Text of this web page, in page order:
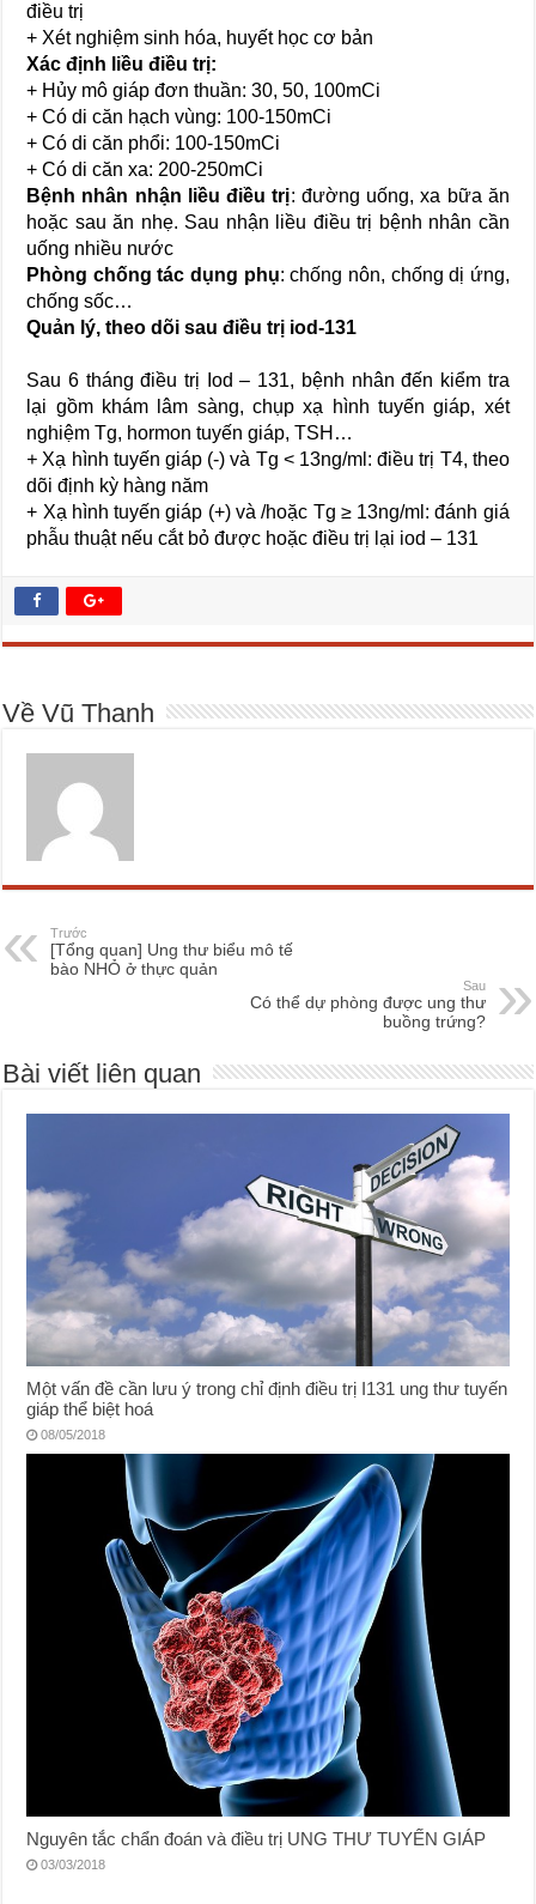
điều trị
+ Xét nghiệm sinh hóa, huyết học cơ bản
Xác định liều điều trị:
+ Hủy mô giáp đơn thuần: 30, 50, 100mCi
+ Có di căn hạch vùng: 100-150mCi
+ Có di căn phổi: 100-150mCi
+ Có di căn xa: 200-250mCi
Bệnh nhân nhận liều điều trị: đường uống, xa bữa ăn
hoặc sau ăn nhẹ. Sau nhận liều điều trị bệnh nhân cần
uống nhiều nước
Phòng chống tác dụng phụ: chống nôn, chống dị ứng,
chống sốc…
Quản lý, theo dõi sau điều trị iod-131
Sau 6 tháng điều trị Iod – 131, bệnh nhân đến kiểm tra
lại gồm khám lâm sàng, chụp xạ hình tuyến giáp, xét
nghiệm Tg, hormon tuyến giáp, TSH…
+ Xạ hình tuyến giáp (-) và Tg < 13ng/ml: điều trị T4, theo
dõi định kỳ hàng năm
+ Xạ hình tuyến giáp (+) và /hoặc Tg ≥ 13ng/ml: đánh giá
phẫu thuật nếu cắt bỏ được hoặc điều trị lại iod – 131
Về Vũ Thanh
Trước
[Tổng quan] Ung thư biểu mô tế
bào NHỎ ở thực quản
Sau
Có thể dự phòng được ung thư
buồng trứng?
Bài viết liên quan
Một vấn đề cần lưu ý trong chỉ định điều trị I131 ung thư tuyến
giáp thể biệt hoá
08/05/2018
Nguyên tắc chẩn đoán và điều trị UNG THƯ TUYẾN GIÁP
03/03/2018